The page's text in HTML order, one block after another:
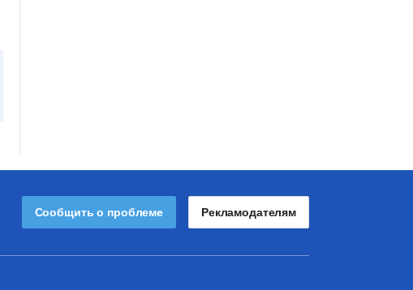
Сообщить о проблеме Рекламодателям